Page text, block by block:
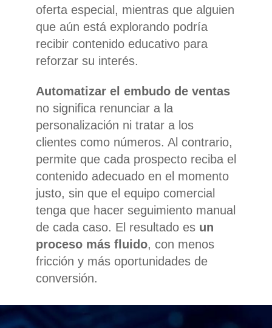
oferta especial, mientras que alguien
que aún está explorando podría
recibir contenido educativo para
reforzar su interés.
Automatizar el embudo de ventas
no significa renunciar a la
personalización ni tratar a los
clientes como números. Al contrario,
permite que cada prospecto reciba el
contenido adecuado en el momento
justo, sin que el equipo comercial
tenga que hacer seguimiento manual
de cada caso. El resultado es un
proceso más fluido, con menos
fricción y más oportunidades de
conversión.